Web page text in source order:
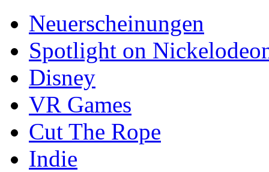
Neuerscheinungen
Spotlight on
Disney
VR Games
Cut The Rope
Indie